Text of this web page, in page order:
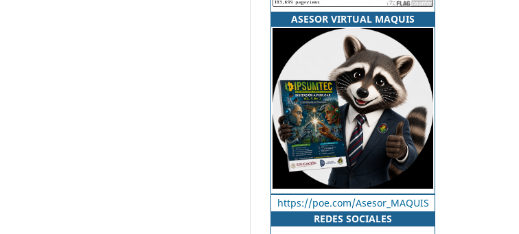
ASESOR VIRTUAL MAQUIS
https://poe.com/Asesor_MAQUIS
REDES SOCIALES